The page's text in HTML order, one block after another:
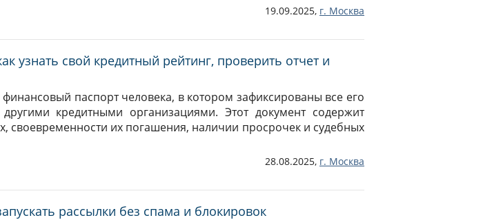
19.09.2025, г. Москва
узнать свой кредитный рейтинг, проверить отчет и
паспорт человека, в котором зафиксированы все его
кредитными организациями. Этот документ содержит
их погашения, наличии просрочек и судебных
28.08.2025, г. Москва
рассылки без спама и блокировок